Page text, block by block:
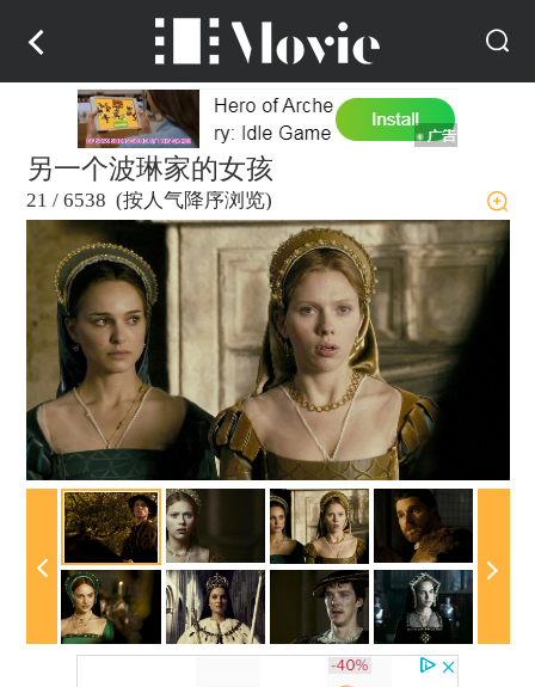
另一个波琳家的女孩
21 / 6538 (按人气降序浏览)